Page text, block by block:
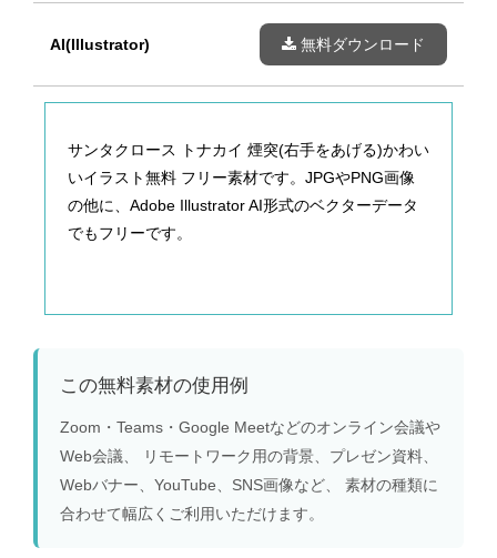
AI(Illustrator) 無料ダウンロード
サンタクロース トナカイ 煙突(右手をあげる)かわい
いイラスト無料 フリー素材です。JPGやPNG画像
の他に、Adobe Illustrator AI形式のベクターデータ
でもフリーです。
この無料素材の使用例
Zoom・Teams・Google Meetなどのオンライン会議や
Web会議、 リモートワーク用の背景、プレゼン資料、
Webバナー、YouTube、SNS画像など、 素材の種類に
合わせて幅広くご利用いただけます。